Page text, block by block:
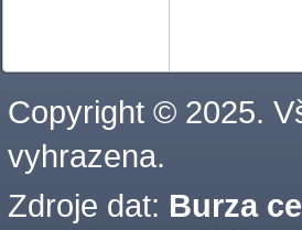
Copyright © 2025.
vyhrazena.
Zdroje dat: Burza